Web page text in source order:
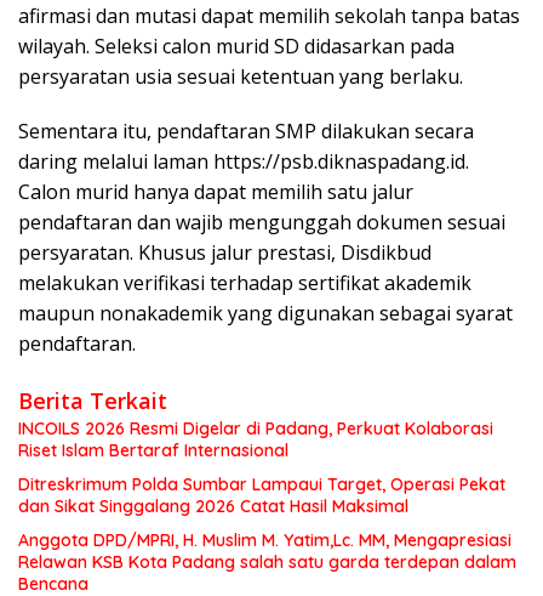
afirmasi dan mutasi dapat memilih sekolah tanpa batas
wilayah. Seleksi calon murid SD didasarkan pada
persyaratan usia sesuai ketentuan yang berlaku.
Sementara itu, pendaftaran SMP dilakukan secara
daring melalui laman https://psb.diknaspadang.id⁠.
Calon murid hanya dapat memilih satu jalur
pendaftaran dan wajib mengunggah dokumen sesuai
persyaratan. Khusus jalur prestasi, Disdikbud
melakukan verifikasi terhadap sertifikat akademik
maupun nonakademik yang digunakan sebagai syarat
pendaftaran.
Berita Terkait
INCOILS 2026 Resmi Digelar di Padang, Perkuat Kolaborasi
Riset Islam Bertaraf Internasional
Ditreskrimum Polda Sumbar Lampaui Target, Operasi Pekat
dan Sikat Singgalang 2026 Catat Hasil Maksimal
Anggota DPD/MPRI, H. Muslim M. Yatim,Lc. MM, Mengapresiasi
Relawan KSB Kota Padang salah satu garda terdepan dalam
Bencana